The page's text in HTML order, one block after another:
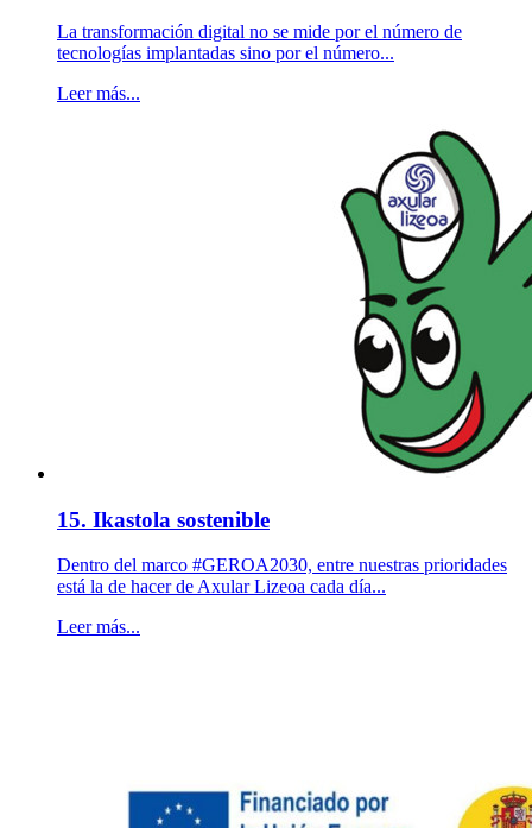
La transformación digital no se mide por el número de
tecnologías implantadas sino por el número...
Leer más...
15. Ikastola sostenible
Dentro del marco #GEROA2030, entre nuestras prioridades
está la de hacer de Axular Lizeoa cada día...
Leer más...